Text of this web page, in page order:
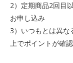
2）定期商品2回目
お申し込み
3）いつもとは異
上でポイントが確